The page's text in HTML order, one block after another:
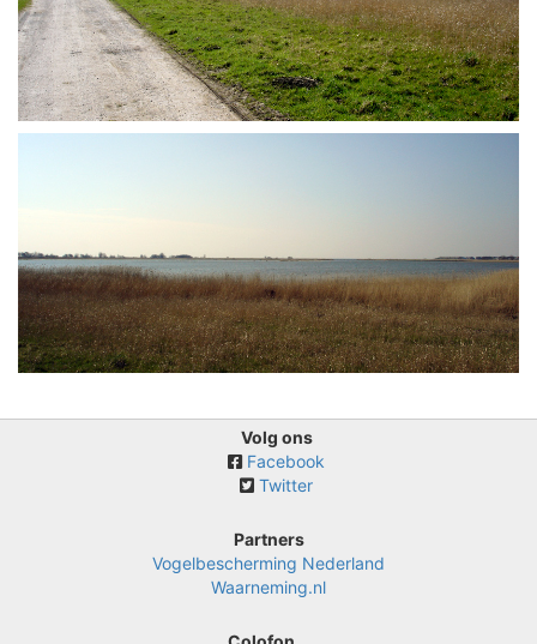
Volg ons
Facebook
Twitter
Partners
Vogelbescherming Nederland
Waarneming.nl